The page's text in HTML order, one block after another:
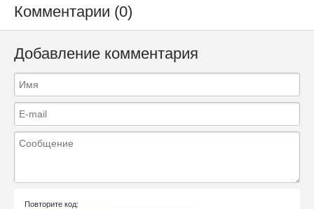
Комментарии (0)
Добавление комментария
Повторите код: